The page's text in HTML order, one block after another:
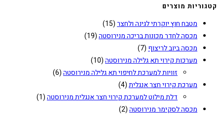
קטגוריות מוצרים
מטבח חוץ יוקרתי לגינה ולחצר(15)
מכסה לחדר מכונות בריכה מנירוסטה(19)
מכסה ביוב לריצוף (7)
מערכות קירוי תא גלילה מנירוסטה(10)
זוויות למערכת לחיפוי תא גלילה מנירוסטה(6)
מערכת קירוי חצר אנגלית(4)
דלת מילוט למערכת קירוי חצר אנגלית מנירוסטה(1)
מכסה לסקימר מנירוסטה(2)